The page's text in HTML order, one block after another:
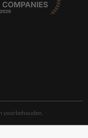
voorbehouden.